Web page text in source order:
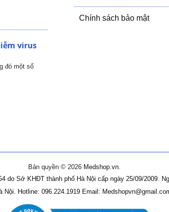
virus
đó một số
Chính sách bảo mật
Bản quyền © 2026 Medshop.vn.
do Sở KHĐT thành phố Hà Nội cấp ngày 25/09/2009.
Nội. Hotline: 096.224.1919 Email: